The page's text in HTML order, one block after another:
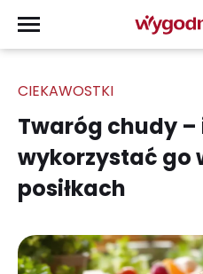
CIEKAWOSTKI
Twaróg chudy –
wykorzystać go
posiłkach